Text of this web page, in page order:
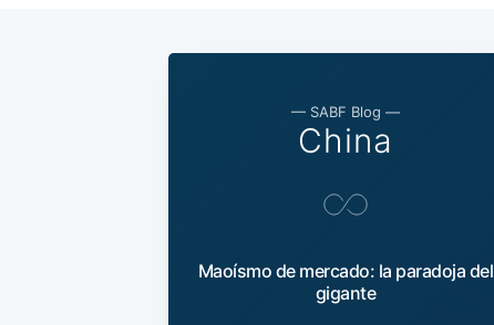
— SABF Blog —
China
Maoísmo de mercado: la paradoja del
gigante